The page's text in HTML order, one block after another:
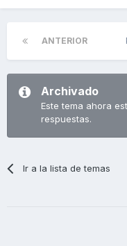
ANTERIOR
Archivado
Este tema ahora
respuestas.
Ir a la lista de temas